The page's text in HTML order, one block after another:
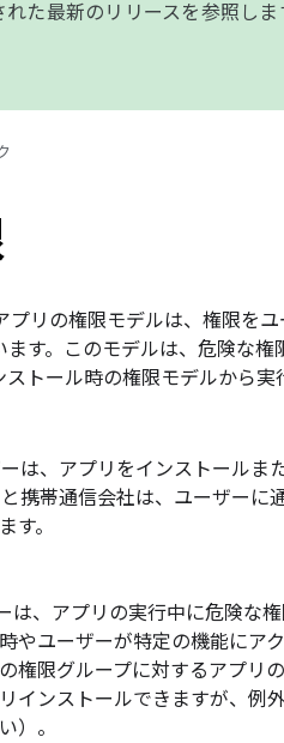
た最新のリリースを参照しま
リの権限モデルは、権限を
す。このモデルは、危険な権
ストール時の権限モデルから実
は、アプリをインストールま
携帯通信会社は、ユーザー
す。
は、アプリの実行中に危険な
やユーザーが特定の機能にア
権限グループに対するアプリ
インストールできますが、例
）。